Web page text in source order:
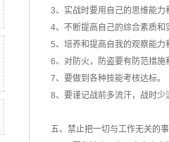
3、实战时要用自己的思维能
4、不断提高自己的综合素质和
5、培养和提高自我的观察能力
6、对防火，防盗要有防范措施
7、要做到各种技能考核达标。
8、要谨记战前多流汗，战时少
五、禁止把一切与工作无关的